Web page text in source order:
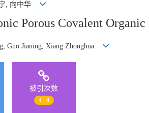
, 向中华
Porous Covalent
Guo Jianing, Xiang Zhonghua
被引次数
4 | 9